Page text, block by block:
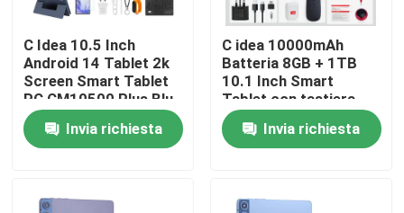
Fatory Tour
Controllo di qualità
Contattaci
C Idea 10.5 Inch
Android 14 Tablet 2k
Screen Smart Tablet
PC CM10500 Plus Blu
Invia richiesta
C idea 10000mAh
Batteria 8GB + 1TB
10.1 Inch Smart
Tablet con tastiera
Bluetooth
CM8800pLUS
Invia richiesta